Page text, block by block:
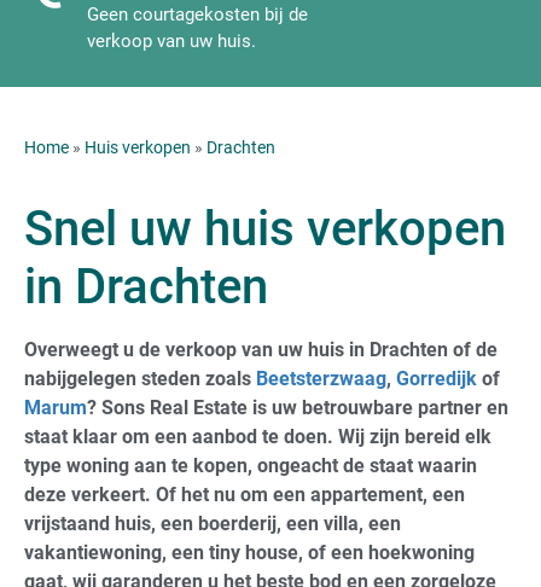
Geen courtagekosten bij de
verkoop van uw huis.
Home » Huis verkopen » Drachten
Snel uw huis verkopen
in Drachten
Overweegt u de verkoop van uw huis in Drachten of de
nabijgelegen steden zoals Beetsterzwaag, Gorredijk of
Marum? Sons Real Estate is uw betrouwbare partner en
staat klaar om een aanbod te doen. Wij zijn bereid elk
type woning aan te kopen, ongeacht de staat waarin
deze verkeert. Of het nu om een appartement, een
vrijstaand huis, een boerderij, een villa, een
vakantiewoning, een tiny house, of een hoekwoning
gaat, wij garanderen u het beste bod en een zorgeloze